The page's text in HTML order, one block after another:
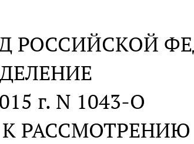
РОССИЙСКОЙ
г. N 1043-О
К